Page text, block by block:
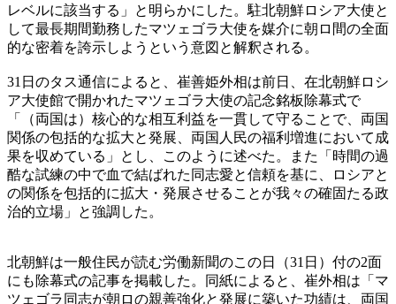
レベルに該当する」と明らかにした。駐北朝鮮ロシア大使と
して最長期間勤務したマツェゴラ大使を媒介に朝ロ間の全面
的な密着を誇示しようという意図と解釈される。
31日のタス通信によると、崔善姫外相は前日、在北朝鮮ロシ
ア大使館で開かれたマツェゴラ大使の記念銘板除幕式で
「（両国は）核心的な相互利益を一貫して守ることで、両国
関係の包括的な拡大と発展、両国人民の福利増進において成
果を収めている」とし、このように述べた。また「時間の過
酷な試練の中で血で結ばれた同志愛と信頼を基に、ロシアと
の関係を包括的に拡大・発展させることが我々の確固たる政
治的立場」と強調した。
北朝鮮は一般住民が読む労働新聞のこの日（31日）付の2面
にも除幕式の記事を掲載した。同紙によると、崔外相は「マ
ツェゴラ同志が朝ロの親善強化と発展に築いた功績は、両国